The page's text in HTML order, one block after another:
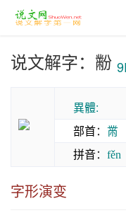
说文解字：黺
異體:
部首： 黹
拼音： fěn
字形演变